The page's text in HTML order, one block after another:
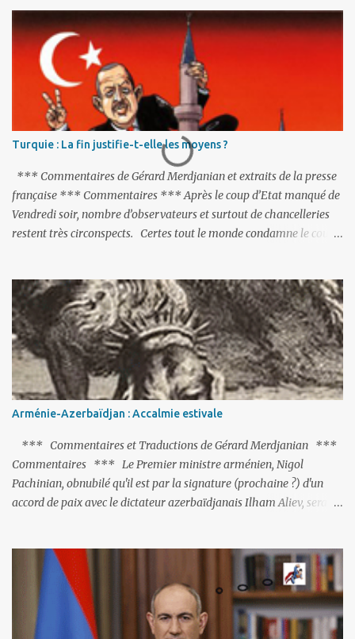
i
Turquie : La fin justifie-t-elle les moyens ?
*** Commentaires de Gérard Merdjanian et extraits de la presse
française *** Commentaires *** Après le coup d’Etat manqué de
Vendredi soir, nombre d’observateurs et surtout de chancelleries
restent très circonspects. Certes tout le monde condamne le coup
actions menées par le président Erdoğan, et pour certains sur la
réalisation du putsch lui-même.
Arménie-Azerbaïdjan : Accalmie estivale
*** Commentaires et Traductions de Gérard Merdjanian ***
Commentaires *** Le Premier ministre arménien, Nigol
Pachinian, obnubilé qu'il est par la signature (prochaine ?) d'un
accord de paix avec le dictateur azerbaïdjanais Ilham Aliev, serait
C'est hélas fort peu probable ; l'Histoire ou la Littérature ne sont
pas ses points forts, pas plus d'ailleurs que les négociations avec le
tandem turco-azéri. Faisant fi de tout ce qui précède la chute de
l'URSS, il est exclusivement intéressé par ce qu'il nomme «
l'Arménie réelle ». Même les trois présidents qu'ils l'ont précédés ne